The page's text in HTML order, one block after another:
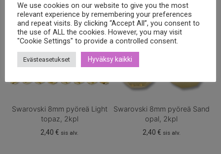
Swarovski 8mm pyöreä Light
topaz, 2kpl
2,40€ sis alv.
Swarovski 8mm pyöreä Sand
opal, 2kpl
2,40 € sis alv.
We use cookies on our website to give you the most
relevant experience by remembering your preferences
and repeat visits. By clicking “Accept All”, you consent to
the use of ALL the cookies. However, you may visit
"Cookie Settings" to provide a controlled consent.
Evästeasetukset Hyväksy kaikki